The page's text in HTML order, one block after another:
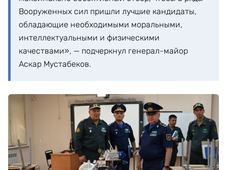
Вооруженных сил пришли лучшие кандидаты,
обладающие необходимыми моральными,
интеллектуальными и физическими
качествами», — подчеркнул генерал-майор
Аскар Мустабеков.